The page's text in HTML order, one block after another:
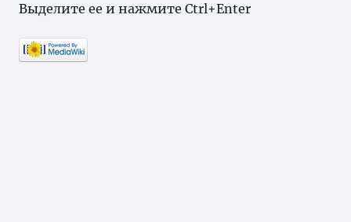
Выделите ее и нажмите Ctrl+Enter